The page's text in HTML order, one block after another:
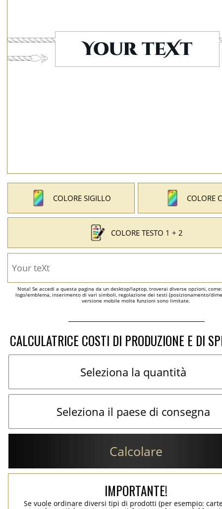
COLORE SIGILLO COLORE
COLORE TESTO 1 + 2
Nota! Se accedi a questa pagina da un desktop/laptop, troverai diverse opzioni,
logo/emblema, inserimento di vari simboli, regolazione dei testi (posizionamento/
versione mobile molte funzioni sono limitate.
CALCULATRICE COSTI DI PRODUZIONE E DI
Calcolare
IMPORTANTE!
Se vuole ordinare diversi tipi di prodotti (per esempio: